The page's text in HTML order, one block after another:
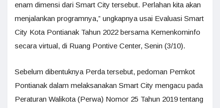
enam dimensi dari Smart City tersebut. Perlahan kita akan
menjalankan programnya,” ungkapnya usai Evaluasi Smart
City Kota Pontianak Tahun 2022 bersama Kemenkominfo
secara virtual, di Ruang Pontive Center, Senin (3/10).
Sebelum dibentuknya Perda tersebut, pedoman Pemkot
Pontianak dalam melaksanakan Smart City mengacu pada
Peraturan Walikota (Perwa) Nomor 25 Tahun 2019 tentang